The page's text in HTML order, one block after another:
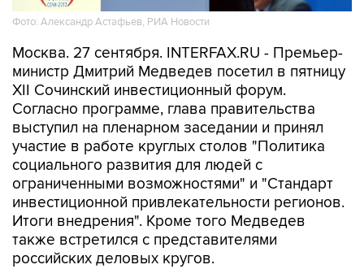
Фото: Александр Астафьев, РИА Новости
Москва. 27 сентября. INTERFAX.RU - Премьер-
министр Дмитрий Медведев посетил в пятницу
XII Сочинский инвестиционный форум.
Согласно программе, глава правительства
выступил на пленарном заседании и принял
участие в работе круглых столов "Политика
социального развития для людей с
ограниченными возможностями" и "Стандарт
инвестиционной привлекательности регионов.
Итоги внедрения". Кроме того Медведев
также встретился с представителями
российских деловых кругов.